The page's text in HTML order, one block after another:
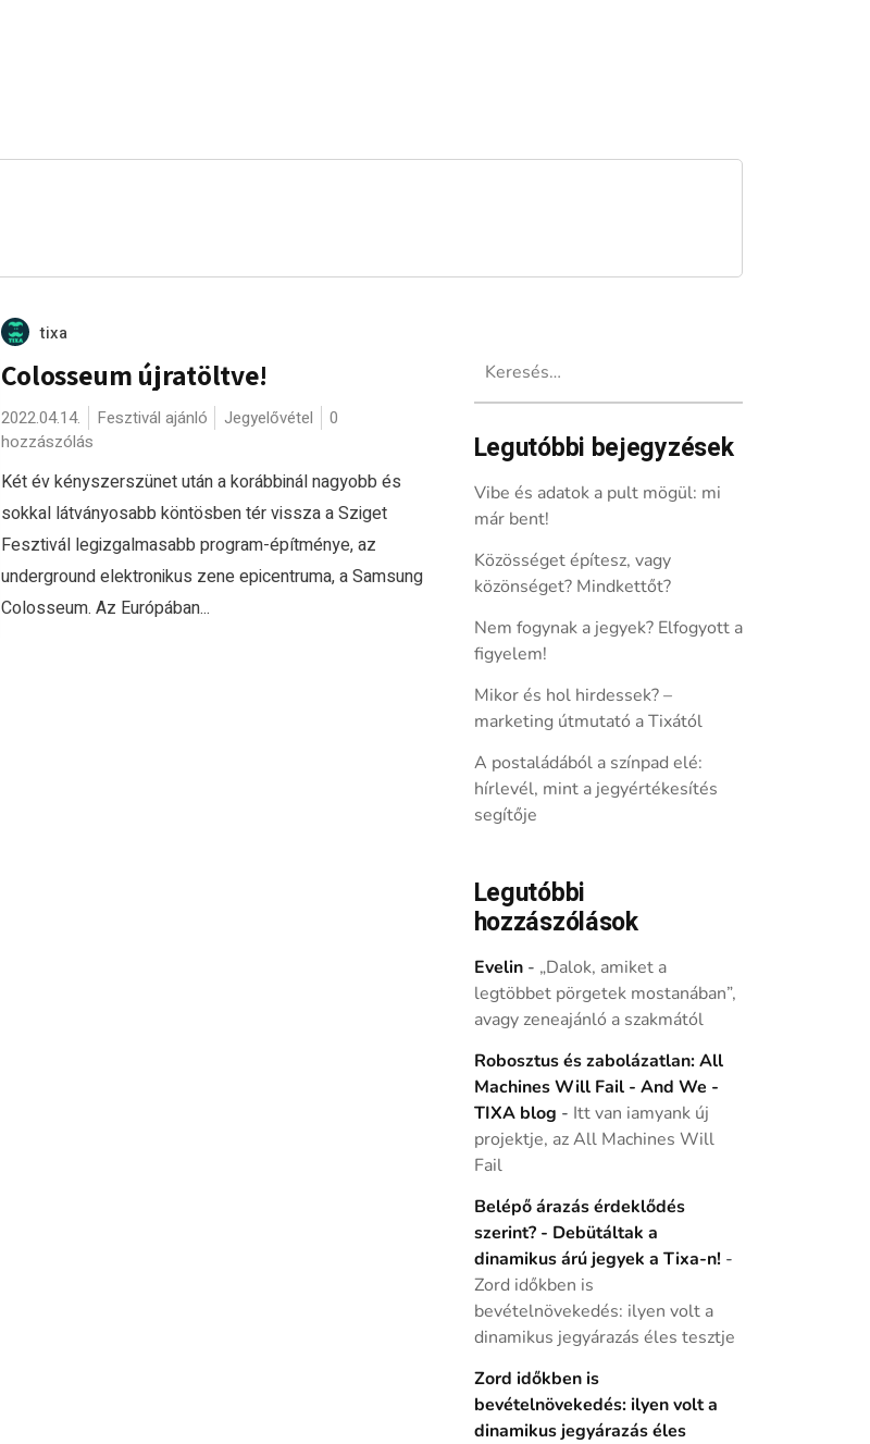
tixa
Colosseum újratöltve!
2022.04.14. Fesztivál ajánló Jegyelővétel
0
hozzászólás
Két év kényszerszünet után a korábbinál nagyobb és
sokkal látványosabb köntösben tér vissza a Sziget
Fesztivál legizgalmasabb program-építménye, az
underground elektronikus zene epicentruma, a Samsung
Colosseum. Az Európában...
Legutóbbi bejegyzések
Vibe és adatok a pult mögül: mi
már bent!
Közösséget építesz, vagy
közönséget? Mindkettőt?
Nem fogynak a jegyek? Elfogyott a
figyelem!
Mikor és hol hirdessek? –
marketing útmutató a Tixától
A postaládából a színpad elé:
hírlevél, mint a jegyértékesítés
segítője
Legutóbbi
hozzászólások
Evelin- „Dalok, amiket a
legtöbbet pörgetek mostanában”,
avagy zeneajánló a szakmától
Robosztus és zabolázatlan: All
Machines Will Fail - And We -
TIXA blog - Itt van iamyank új
projektje, az All Machines Will
Fail
Belépő árazás érdeklődés
szerint? - Debütáltak a
dinamikus árú jegyek a Tixa-n! -
Zord időkben is
bevételnövekedés: ilyen volt a
dinamikus jegyárazás éles tesztje
Zord időkben is
bevételnövekedés: ilyen volt a
dinamikus jegyárazás éles